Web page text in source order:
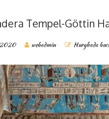
Tempel-Göttin
2020 webadmin Hurghada